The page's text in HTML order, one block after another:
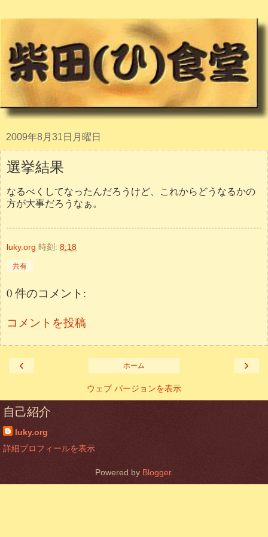
2009年8月31日月曜日
選挙結果
なるべくしてなったんだろうけど、これからどうなるかの
方が大事だろうなぁ。
luky.org 時刻: 8:18
共有
0 件のコメント:
コメントを投稿
‹ ›
ホーム
ウェブ バージョンを表示
自己紹介
luky.org
詳細プロフィールを表示
Powered by Blogger.